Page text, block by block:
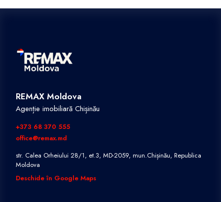
REMAX Moldova
Agenție imobiliară Chișinău
+373 68 370 555
office@remax.md
str. Calea Orheiului 28/1, et.3, MD-2059, mun.Chișinău, Republica
Moldova
Deschide în Google Maps